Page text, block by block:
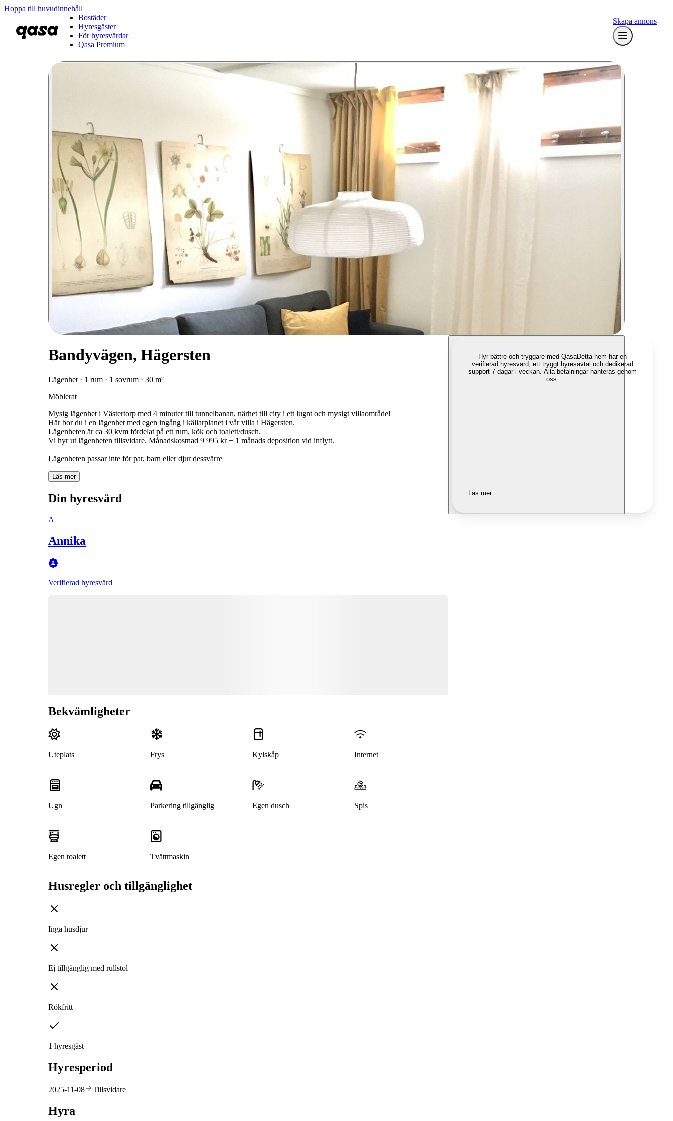
Hoppa till huvudinnehåll
Bostäder
Hyresgäster
För hyresvärdar
Qasa Premium
Skapa annons
Bandyvägen, Hägersten
Lägenhet · 1 rum · 1 sovrum · 30 m²
Möblerat
Mysig lägenhet i Västertorp med 4 minuter till tunnelbanan, närhet till city i ett lugnt och mysigt villaområde!
Här bor du i en lägenhet med egen ingång i källarplanet i vår villa i Hägersten.
Lägenheten är ca 30 kvm fördelat på ett rum, kök och toalett/dusch.
Vi hyr ut lägenheten tillsvidare. Månadskostnad 9 995 kr + 1 månads deposition vid inflytt.
Lägenheten passar inte för par, barn eller djur dessvärre
Läs mer
Din hyresvärd
A
Annika
Verifierad hyresvärd
Bekvämligheter
Uteplats Frys Kylskåp Internet
Ugn Parkering tillgänglig Egen dusch Spis
Egen toalett Tvättmaskin
Husregler och tillgänglighet
Inga husdjur
Ej tillgänglig med rullstol
Rökfritt
1 hyresgäst
Hyresperiod
2025-11-08 Tillsvidare
Hyra
Hyr bättre och tryggare med QasaDetta hem har en
verifierad hyresvärd, ett tryggt hyresavtal och dedikerad
support 7 dagar i veckan. Alla betalningar hanteras genom
oss.
Läs mer